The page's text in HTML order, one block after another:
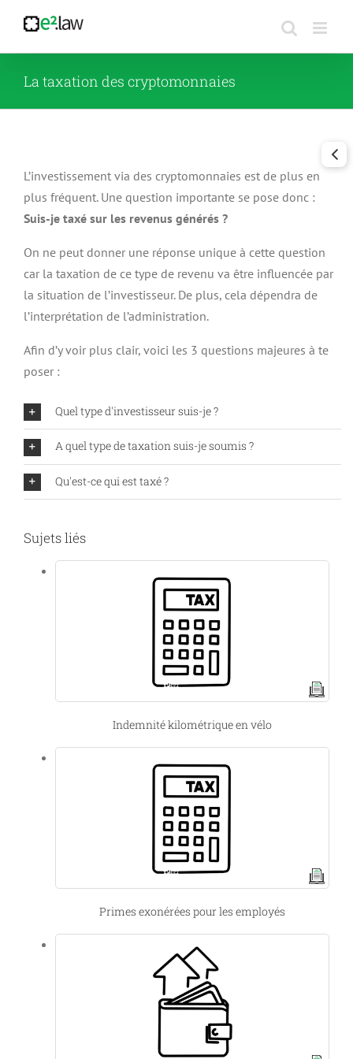
contenu
La taxation des cryptomonnaies
L’investissement via des cryptomonnaies est de plus en
plus fréquent. Une question importante se pose donc :
Suis-je taxé sur les revenus générés ?
On ne peut donner une réponse unique à cette question
car la taxation de ce type de revenu va être influencée par
la situation de l’investisseur. De plus, cela dépendra de
l’interprétation de l’administration.
Afin d’y voir plus clair, voici les 3 questions majeures à te
poser :
Quel type d'investisseur suis-je ?
A quel type de taxation suis-je soumis ?
Qu'est-ce qui est taxé ?
Sujets liés
Indemnité kilométrique en vélo
Primes exonérées pour les employés